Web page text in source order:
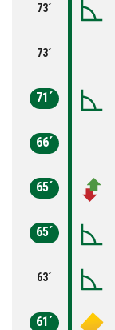
73´
73´
71´
66´
65´
65´
63´
61´